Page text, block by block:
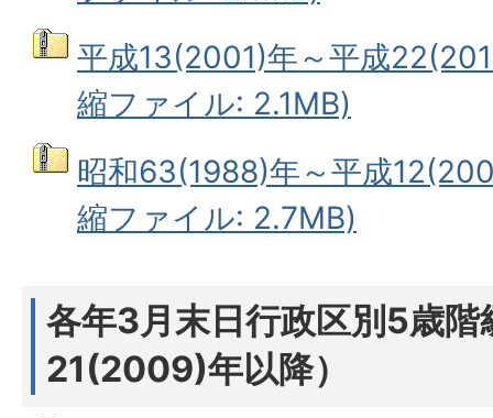
平成13(2001)年～平成
縮ファイル: 2.1MB)
昭和63(1988)年～平成
縮ファイル: 2.7MB)
各年3月末日行政区別5歳階
21(2009)年以降）